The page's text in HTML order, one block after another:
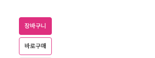
장바구니
바로구매